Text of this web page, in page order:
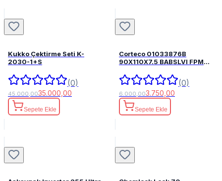
Kukko Çektirme Seti K-
2030-1+S
(0)
45.000,0035.000,00
Sepete Ekle
Corteco 01033876B
90X110X7.5 BABSLVI FPM
(0)
6.000,003.750,00
Sepete Ekle